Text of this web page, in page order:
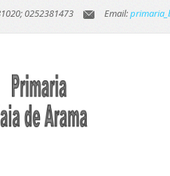
0252381473 Email: